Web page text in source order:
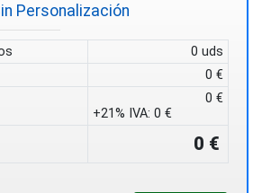
Personalización
0 uds
0 €
0 €
+21% IVA: 0 €
0 €